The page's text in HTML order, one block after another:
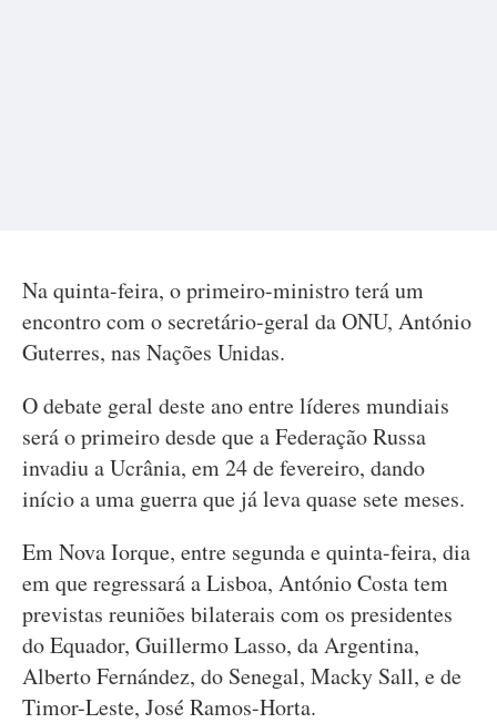
Na quinta-feira, o primeiro-ministro terá um
encontro com o secretário-geral da ONU, António
Guterres, nas Nações Unidas.
O debate geral deste ano entre líderes mundiais
será o primeiro desde que a Federação Russa
invadiu a Ucrânia, em 24 de fevereiro, dando
início a uma guerra que já leva quase sete meses.
Em Nova Iorque, entre segunda e quinta-feira, dia
em que regressará a Lisboa, António Costa tem
previstas reuniões bilaterais com os presidentes
do Equador, Guillermo Lasso, da Argentina,
Alberto Fernández, do Senegal, Macky Sall, e de
Timor-Leste, José Ramos-Horta.